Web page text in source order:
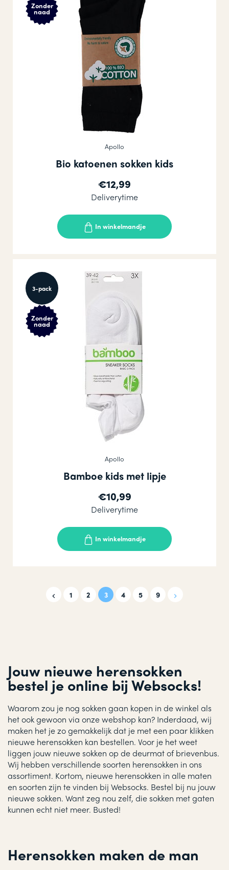
Zonder
naad
Apollo
Bio katoenen sokken kids
€12,99
Deliverytime
In winkelmandje
3-pack
Zonder
naad
Apollo
Bamboe kids met lipje
€10,99
Deliverytime
In winkelmandje
1 2 3 4 5 9
Jouw nieuwe herensokken
bestel je online bij Websocks!
Waarom zou je nog sokken gaan kopen in de winkel als
het ook gewoon via onze webshop kan? Inderdaad, wij
maken het je zo gemakkelijk dat je met een paar klikken
nieuwe herensokken kan bestellen. Voor je het weet
liggen jouw nieuwe sokken op de deurmat of brievenbus.
Wij hebben verschillende soorten herensokken in ons
assortiment. Kortom, nieuwe herensokken in alle maten
en soorten zijn te vinden bij Websocks. Bestel bij nu jouw
nieuwe sokken. Want zeg nou zelf, die sokken met gaten
kunnen echt niet meer. Busted!
Herensokken maken de man